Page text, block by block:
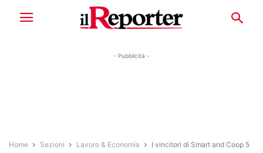
- Pubblicità -
Home Sezioni Lavoro & Economia I vincitori di Smart and Coop 5